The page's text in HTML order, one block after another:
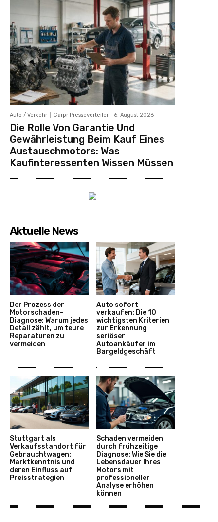
Auto / Verkehr Carpr Presseverteiler - 6. August 2026
Die Rolle Von Garantie Und
Gewährleistung Beim Kauf Eines
Austauschmotors: Was
Kaufinteressenten Wissen Müssen
Aktuelle News
Der Prozess der
Motorschaden-
Diagnose: Warum jedes
Detail zählt, um teure
Reparaturen zu
vermeiden
Auto sofort
verkaufen: Die 10
wichtigsten Kriterien
zur Erkennung
seriöser
Autoankäufer im
Bargeldgeschäft
Stuttgart als
Verkaufsstandort für
Gebrauchtwagen:
Marktkenntnis und
deren Einfluss auf
Preisstrategien
Schaden vermeiden
durch frühzeitige
Diagnose: Wie Sie die
Lebensdauer Ihres
Motors mit
professioneller
Analyse erhöhen
können